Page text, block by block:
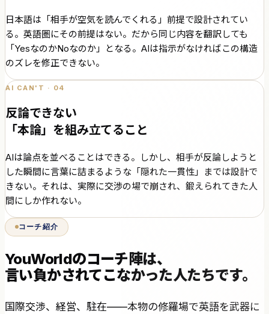
日本語は「相手が空気を読んでくれる」前提で設計されてい
る。英語圏にその前提はない。だから同じ内容を翻訳しても
「YesなのかNoなのか」となる。AIは指示がなければこの構造
のズレを修正できない。
AI CAN'T · 04
反論できない
「本論」を組み立てること
AIは論点を並べることはできる。しかし、相手が反論しようと
した瞬間に言葉に詰まるような「隠れた一貫性」までは設計で
きない。それは、実際に交渉の場で崩され、鍛えられてきた人
間にしか作れない。
コーチ紹介
YouWorldのコーチ陣は、
言い負かされてこなかった人たちです。
国際交渉、経営、駐在——本物の修羅場で英語を武器に